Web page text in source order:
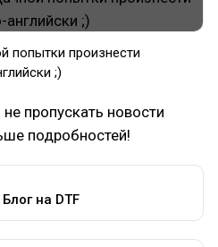
попытки произнести
;)
пропускать новости
подробностей!
на DTF